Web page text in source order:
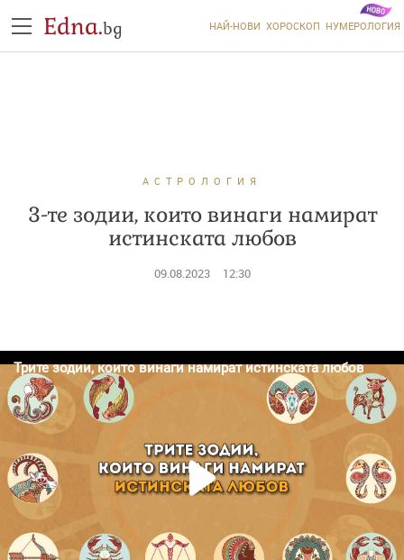
Edna.bg НАЙ-НОВИ ХОРОСКОП НУМЕРОЛОГИЯ
АСТРОЛОГИЯ
3-те зодии, които винаги намират
истинската любов
09.08.2023 12:30